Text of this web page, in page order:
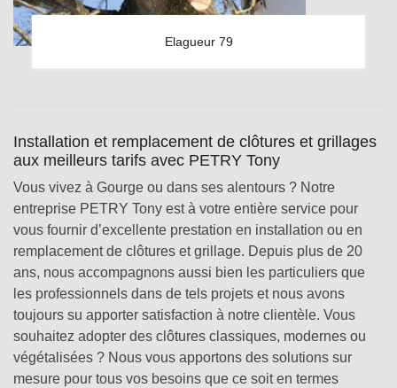
Elagueur 79
Installation et remplacement de clôtures et grillages
aux meilleurs tarifs avec PETRY Tony
Vous vivez à Gourge ou dans ses alentours ? Notre
entreprise PETRY Tony est à votre entière service pour
vous fournir d’excellente prestation en installation ou en
remplacement de clôtures et grillage. Depuis plus de 20
ans, nous accompagnons aussi bien les particuliers que
les professionnels dans de tels projets et nous avons
toujours su apporter satisfaction à notre clientèle. Vous
souhaitez adopter des clôtures classiques, modernes ou
végétalisées ? Nous vous apportons des solutions sur
mesure pour tous vos besoins que ce soit en termes